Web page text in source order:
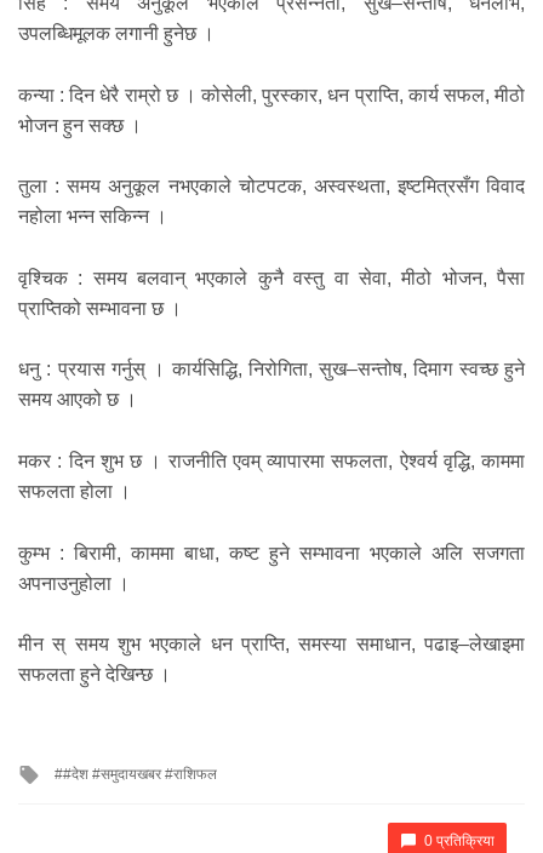
उपलब्धिमूलक लगानी हुनेछ ।
कन्या : दिन धेरै राम्रो छ । कोसेली, पुरस्कार, धन प्राप्ति, कार्य सफल, मीठो
भोजन हुन सक्छ ।
तुला : समय अनुकूल नभएकाले चोटपटक, अस्वस्थता, इष्टमित्रसँग विवाद
नहोला भन्न सकिन्न ।
वृश्चिक : समय बलवान् भएकाले कुनै वस्तु वा सेवा, मीठो भोजन, पैसा
प्राप्तिको सम्भावना छ ।
धनु : प्रयास गर्नुस् । कार्यसिद्धि, निरोगिता, सुख–सन्तोष, दिमाग स्वच्छ हुने
समय आएको छ ।
मकर : दिन शुभ छ । राजनीति एवम् व्यापारमा सफलता, ऐश्वर्य वृद्धि, काममा
सफलता होला ।
कुम्भ : बिरामी, काममा बाधा, कष्ट हुने सम्भावना भएकाले अलि सजगता
अपनाउनुहोला ।
मीन स् समय शुभ भएकाले धन प्राप्ति, समस्या समाधान, पढाइ–लेखाइमा
सफलता हुने देखिन्छ ।
Tagged
#देश #समुदायखबर #राशिफल
0 प्रतिक्रिया